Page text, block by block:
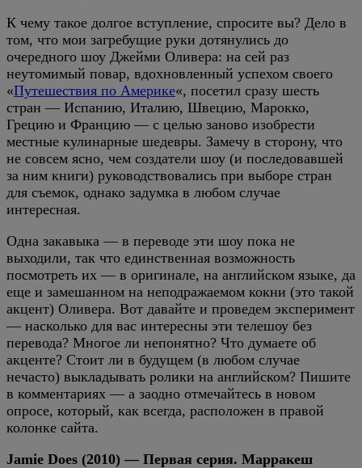
К чему такое долгое вступление, спросите вы? Дело в
том, что мои загребущие руки дотянулись до
очередного шоу Джейми Оливера: на сей раз
неутомимый повар, вдохновленный успехом своего
«Путешествия по Америке«, посетил сразу шесть
стран — Испанию, Италию, Швецию, Марокко,
Грецию и Францию — с целью заново изобрести
местные кулинарные шедевры. Замечу в сторону, что
не совсем ясно, чем создатели шоу (и последовавшей
за ним книги) руководствовались при выборе стран
для съемок, однако задумка в любом случае
интересная.
Одна закавыка — в переводе эти шоу пока не
выходили, так что единственная возможность
посмотреть их — в оригинале, на английском языке, да
еще и замешанном на неподражаемом кокни (это такой
акцент) Оливера. Вот давайте и проведем эксперимент
— насколько для вас интересны эти телешоу без
перевода? Многое ли непонятно? Что думаете об
акценте? Стоит ли в будущем (в любом случае
нечасто) выкладывать ролики на английском? Пишите
в комментариях — а заодно отмечайтесь в новом
опросе, который, как всегда, расположен в правой
колонке сайта.
Jamie Does (2010) — Первая серия. Марракеш